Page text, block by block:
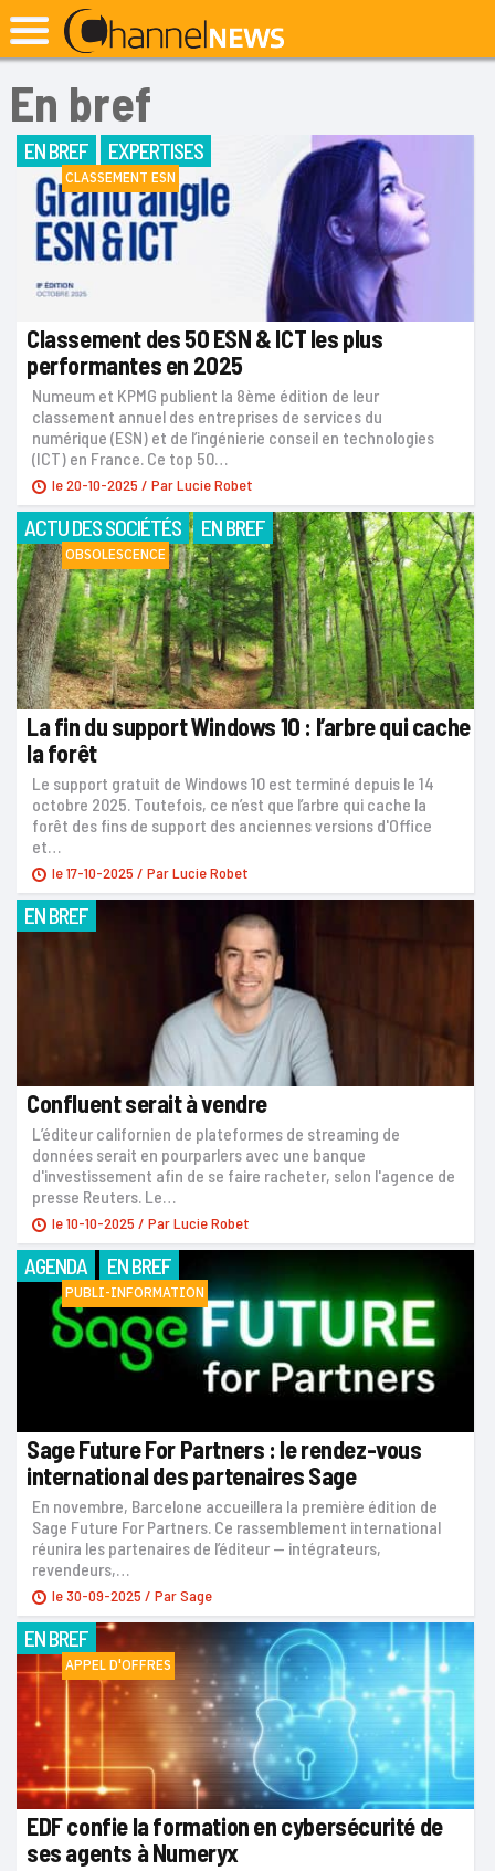
En bref
EN BREF EXPERTISES
CLASSEMENT ESN
Classement des 50 ESN & ICT les plus
performantes en 2025
Numeum et KPMG publient la 8ème édition de leur
classement annuel des entreprises de services du
numérique (ESN) et de l’ingénierie conseil en technologies
(ICT) en France. Ce top 50…
le20-10-2025 / ParLucie Robet
ACTU DES SOCIÉTÉS EN BREF
OBSOLESCENCE
La fin du support Windows 10 : l’arbre qui cache
la forêt
Le support gratuit de Windows 10 est terminé depuis le 14
octobre 2025. Toutefois, ce n’est que l’arbre qui cache la
forêt des fins de support des anciennes versions d'Office
et…
le17-10-2025 / ParLucie Robet
EN BREF
Confluent serait à vendre
L’éditeur californien de plateformes de streaming de
données serait en pourparlers avec une banque
d'investissement afin de se faire racheter, selon l'agence de
presse Reuters. Le…
le10-10-2025 / ParLucie Robet
AGENDA EN BREF
PUBLI-INFORMATION
Sage Future For Partners : le rendez-vous
international des partenaires Sage
En novembre, Barcelone accueillera la première édition de
Sage Future For Partners. Ce rassemblement international
réunira les partenaires de l’éditeur — intégrateurs,
revendeurs,…
le30-09-2025 / ParSage
EN BREF
APPEL D'OFFRES
EDF confie la formation en cybersécurité de
ses agents à Numeryx